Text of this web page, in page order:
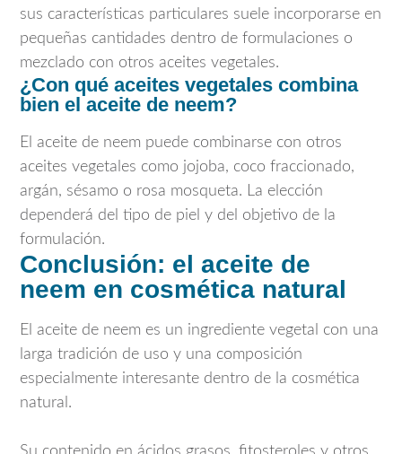
sus características particulares suele incorporarse en
pequeñas cantidades dentro de formulaciones o
mezclado con otros aceites vegetales.
¿Con qué aceites vegetales combina
bien el aceite de neem?
El aceite de neem puede combinarse con otros
aceites vegetales como jojoba, coco fraccionado,
argán, sésamo o rosa mosqueta. La elección
dependerá del tipo de piel y del objetivo de la
formulación.
Conclusión: el aceite de
neem en cosmética natural
El aceite de neem es un ingrediente vegetal con una
larga tradición de uso y una composición
especialmente interesante dentro de la cosmética
natural.